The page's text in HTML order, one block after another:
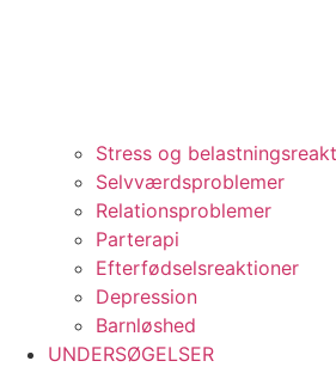
Stress og
Selvværdsproblemer
Relationsproblemer
Parterapi
Efterfødselsreaktioner
Depression
Barnløshed
UNDERSØGELSER